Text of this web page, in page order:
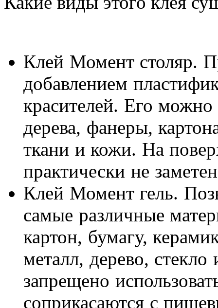
Клей Момент столяр.
добавлением
красителей. Его можно
дерева, фанеры,
ткани и кожи. На
практически не
Клей Момент гель.
самые различные
картон, бумагу,
металл, дерево,
запрещено
соприкасаются с